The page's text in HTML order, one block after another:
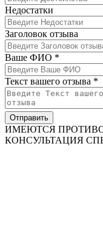
Недостатки
Заголовок отзыва
Ваше ФИО *
Текст вашего отзыва *
Отправить
ИМЕЮТСЯ
КОНСУЛЬТАЦИЯ